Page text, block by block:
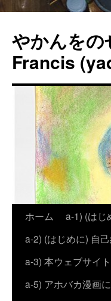
やかんをの
Francis
ホーム
a-1) (はじ
a-2) (はじめに) 自
a-3) 本ウェブサイ
a-5) アホバカ漫画